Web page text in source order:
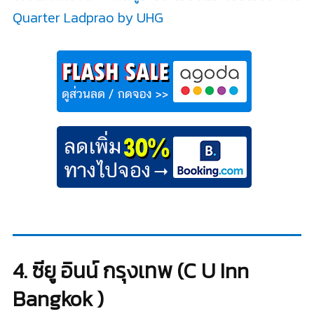
Quarter Ladprao by UHG
4. ซียู อินน์ กรุงเทพ (C U Inn
Bangkok )